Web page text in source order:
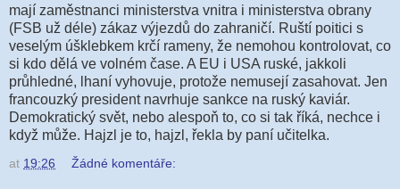
mají zaměstnanci ministerstva vnitra i ministerstva obrany
(FSB už déle) zákaz výjezdů do zahraničí. Ruští poitici s
veselým úšklebkem krčí rameny, že nemohou kontrolovat, co
si kdo dělá ve volném čase. A EU i USA ruské, jakkoli
průhledné, lhaní vyhovuje, protože nemusejí zasahovat. Jen
francouzký president navrhuje sankce na ruský kaviár.
Demokratický svět, nebo alespoň to, co si tak říká, nechce i
když může. Hajzl je to, hajzl, řekla by paní učitelka.
at 19:26 Žádné komentáře: